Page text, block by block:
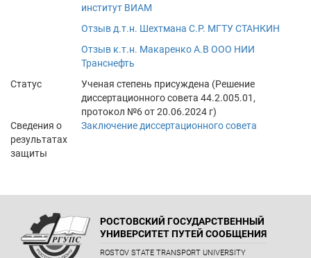
институт ВИАМ
Отзыв д.т.н. Шехтмана С.Р. МГТУ СТАНКИН
Отзыв к.т.н. Макаренко А.В ООО НИИ
Транснефть
Статус
Ученая степень присуждена (Решение
диссертационного совета 44.2.005.01,
протокол №6 от 20.06.2024 г)
Сведения о
результатах
защиты
Заключение диссертационного совета
РОСТОВСКИЙ ГОСУДАРСТВЕННЫЙ
УНИВЕРСИТЕТ ПУТЕЙ СООБЩЕНИЯ
ROSTOV STATE TRANSPORT UNIVERSITY